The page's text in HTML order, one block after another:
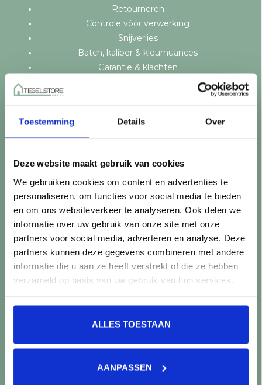
Toestemming Details Over
Deze website maakt gebruik van cookies
We gebruiken cookies om content en advertenties te
personaliseren, om functies voor social media te bieden
en om ons websiteverkeer te analyseren. Ook delen we
informatie over uw gebruik van onze site met onze
partners voor social media, adverteren en analyse. Deze
partners kunnen deze gegevens combineren met andere
informatie die u aan ze heeft verstrekt of die ze hebben
verzameld op basis van uw gebruik van hun services.
ALLES TOESTAAN
AANPASSEN
Retourneren
Controle vóór verwerking
Snijverlies
Batch, kaliber & kleurnuances
Garantie & klachten
Over TegelStore.nl
Privacy Policy
Producten
Alle producten
Nieuwe producten
Aanbiedingen
Merken
Tags
Mijn bestellingen